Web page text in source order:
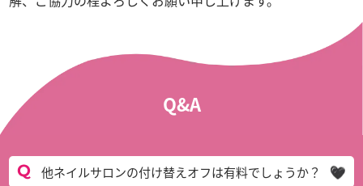
Q&A
他ネイルサロンの付け替えオフは有料でしょうか？